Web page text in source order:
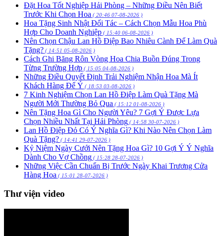
Đặt Hoa Tốt Nghiệp Hải Phòng – Những Điều Nên Biết
Trước Khi Chọn Hoa ( 20:46 07-08-2026 )
Hoa Tặng Sinh Nhật Đối Tác – Cách Chọn Mẫu Hoa Phù
Hợp Cho Doanh Nghiệp ( 15:40 06-08-2026 )
Nên Chọn Chậu Lan Hồ Điệp Bao Nhiêu Cành Để Làm Quà
Tặng? ( 14:51 05-08-2026 )
Cách Ghi Băng Rôn Vòng Hoa Chia Buồn Đúng Trong
Từng Trường Hợp ( 15:05 04-08-2026 )
Những Điều Quyết Định Trải Nghiệm Nhận Hoa Mà Ít
Khách Hàng Để Ý ( 18:53 03-08-2026 )
7 Kinh Nghiệm Chọn Lan Hồ Điệp Làm Quà Tặng Mà
Người Mới Thường Bỏ Qua ( 15:12 01-08-2026 )
Nên Tặng Hoa Gì Cho Người Yêu? 7 Gợi Ý Được Lựa
Chọn Nhiều Nhất Tại Hải Phòng ( 14:58 30-07-2026 )
Lan Hồ Điệp Đỏ Có Ý Nghĩa Gì? Khi Nào Nên Chọn Làm
Quà Tặng? ( 14:41 29-07-2026 )
Kỷ Niệm Ngày Cưới Nên Tặng Hoa Gì? 10 Gợi Ý Ý Nghĩa
Dành Cho Vợ Chồng ( 15:28 28-07-2026 )
Những Việc Cần Chuẩn Bị Trước Ngày Khai Trương Cửa
Hàng Hoa ( 15:01 28-07-2026 )
Thư viện video